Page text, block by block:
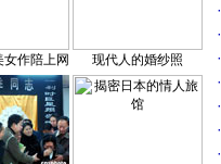
女作陪上网 现代人的婚纱照
·
·
·
·
·
·
·